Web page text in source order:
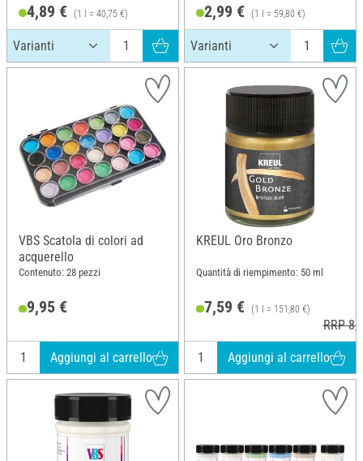
4,89 € (1 l = 40,75 €) 2,99 € (1 l = 59,80 €)
VBS Scatola di colori ad
acquerello
Contenuto: 28 pezzi
9,95 €
Aggiungi al carrello
KREUL Oro Bronzo
Quantità di riempimento: 50 ml
7,59 € (1 l = 151,80 €)
RRP
Aggiungi al carrello